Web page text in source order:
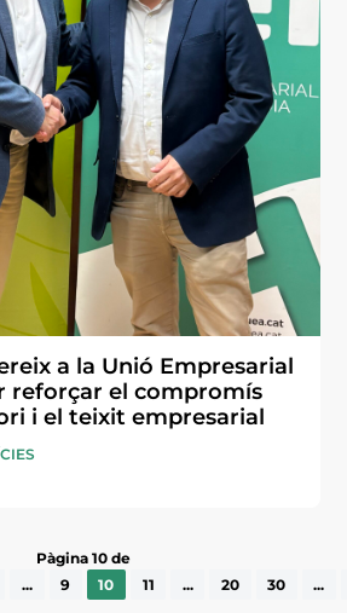
a la Unió Empresarial
reforçar el compromís
i el teixit empresarial
Pàgina 10 de
... 9 10 11 ... 20 30 ...